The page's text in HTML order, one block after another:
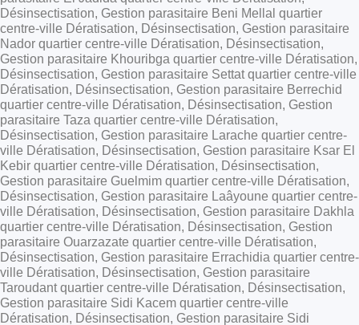
Désinsectisation, Gestion parasitaire Beni Mellal quartier
centre-ville Dératisation, Désinsectisation, Gestion parasitaire
Nador quartier centre-ville Dératisation, Désinsectisation,
Gestion parasitaire Khouribga quartier centre-ville Dératisation,
Désinsectisation, Gestion parasitaire Settat quartier centre-ville
Dératisation, Désinsectisation, Gestion parasitaire Berrechid
quartier centre-ville Dératisation, Désinsectisation, Gestion
parasitaire Taza quartier centre-ville Dératisation,
Désinsectisation, Gestion parasitaire Larache quartier centre-
ville Dératisation, Désinsectisation, Gestion parasitaire Ksar El
Kebir quartier centre-ville Dératisation, Désinsectisation,
Gestion parasitaire Guelmim quartier centre-ville Dératisation,
Désinsectisation, Gestion parasitaire Laâyoune quartier centre-
ville Dératisation, Désinsectisation, Gestion parasitaire Dakhla
quartier centre-ville Dératisation, Désinsectisation, Gestion
parasitaire Ouarzazate quartier centre-ville Dératisation,
Désinsectisation, Gestion parasitaire Errachidia quartier centre-
ville Dératisation, Désinsectisation, Gestion parasitaire
Taroudant quartier centre-ville Dératisation, Désinsectisation,
Gestion parasitaire Sidi Kacem quartier centre-ville
Dératisation, Désinsectisation, Gestion parasitaire Sidi